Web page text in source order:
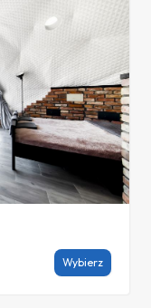
Wybierz